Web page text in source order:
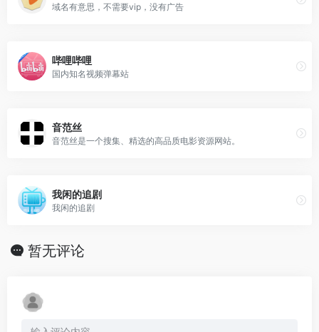
域名有意思，不需要vip，没有广告
哔哩哔哩
国内知名视频弹幕站
音范丝
音范丝是一个搜集、精选的高品质电影资源网站。
我闲的追剧
我闲的追剧
暂无评论